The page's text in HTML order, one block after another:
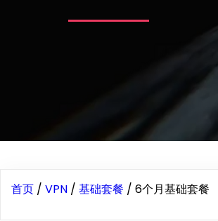
首页 / VPN / 基础套餐 / 6个月基础套餐